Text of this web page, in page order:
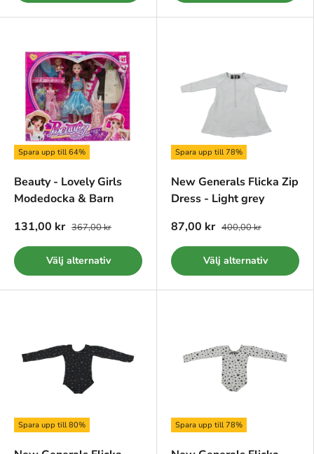
Spara upp till 64%
Beauty - Lovely Girls
Modedocka & Barn
131,00 kr 367,00 kr
Välj alternativ
Spara upp till 78%
New Generals Flicka Zip
Dress - Light grey
87,00 kr 400,00 kr
Välj alternativ
Spara upp till 80% Spara upp till 78%